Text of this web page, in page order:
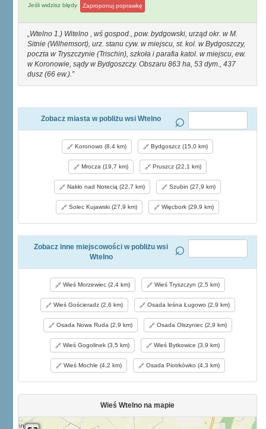
Jeśli widzisz błędy Zaproponuj poprawkę
Wtelno 1.) Witelno , wś gospod., pow. bydgowski, urząd okr. w M.
Sitnie (Wilhemsort), urz. stanu cyw. w miejscu, st. kol. w Bydgoszczy,
poczta w Tryszczynie (Trischin), szkoła i parafia katol. w miejscu, ew.
w Koronowie, sądy w Bydgoszczy. Obszaru 863 ha, 53 dym., 437
dusz (66 ew.).
Zobacz miasta w pobliżu wsi Wtelno
Koronowo (8,4 km) Bydgoszcz (15,0 km)
Mrocza (19,7 km) Pruszcz (22,1 km)
Nakło nad Notecią (22,7 km) Szubin (27,9 km)
Solec Kujawski (27,9 km) Więcbork (29,9 km)
Zobacz inne miejscowości w pobliżu wsi
Wtelno
Wieś Morzewiec (2,4 km) Wieś Tryszczyn (2,5 km)
Wieś Gościeradz (2,6 km) Osada leśna Ługowo (2,9 km)
Osada Nowa Ruda (2,9 km) Osada Olszyniec (2,9 km)
Wieś Gogolinek (3,5 km) Wieś Bytkowice (3,9 km)
Wieś Mochle (4,2 km) Osada Piotrkówko (4,3 km)
Wieś Wtelno na mapie